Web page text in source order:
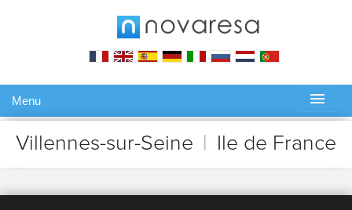
Menu
Gérer ma réservation
Villennes-sur-Seine Ile de France